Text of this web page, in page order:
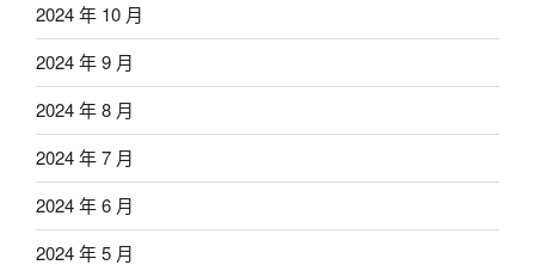
2024 年 10 月
2024 年 9 月
2024 年 8 月
2024 年 7 月
2024 年 6 月
2024 年 5 月